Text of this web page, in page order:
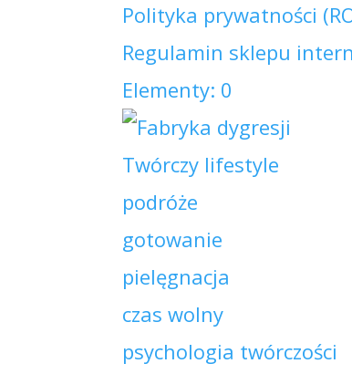
Polityka prywatności
Regulamin sklepu
Elementy: 0
Twórczy lifestyle
podróże
gotowanie
pielęgnacja
czas wolny
psychologia twórczości